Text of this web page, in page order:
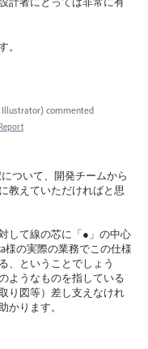
。
Illustrator) commented
Report
ついて、開発チームから
教えていただければと思
して線の芯に「●」の中心
様の実際の業務でこの仕様
、ということでしょう
ようなものを指している
り図等）差し支えなけれ
かります。